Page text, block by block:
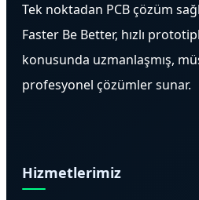
Tek noktadan PCB çözüm
Faster Be Better, hızlı
konusunda uzmanlaşmış,
profesyonel çözümler sunar.
Hizmetlerimiz